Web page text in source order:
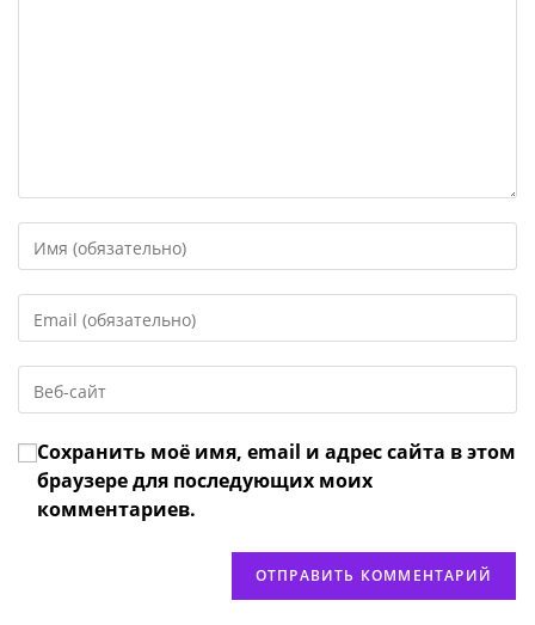
свое
или
имя
чтобы
прокомментировать
свой
адрес,
чтобы
URL
веб-
сайта
(необязательно)
Сохранить моё имя, email и адрес сайта в этом
браузере для последующих моих
комментариев.